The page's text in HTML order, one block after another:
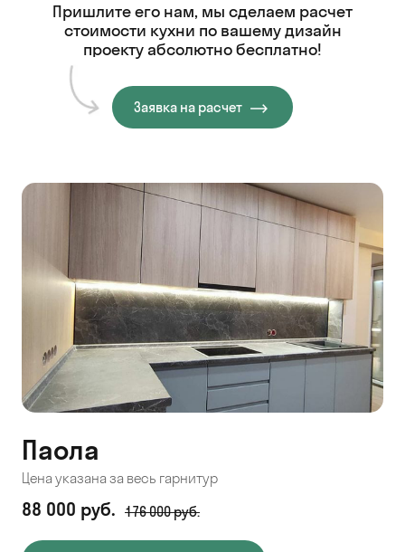
Пришлите его нам, мы сделаем расчет
стоимости кухни по вашему дизайн
проекту абсолютно бесплатно!
Заявка на расчет
Паола
Цена указана за весь гарнитур
88 000 руб. 176 000 руб.